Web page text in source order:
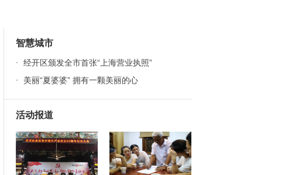
智慧城市
·
经开区颁发全市首张“上海营业执照”
·
美丽“夏婆婆” 拥有一颗美丽的心
活动报道